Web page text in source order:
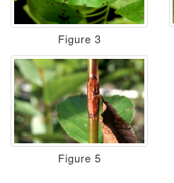
Figure 3
Figure 5